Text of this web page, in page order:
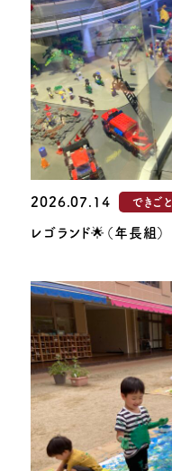
2026.07.14 できごと
レゴランド🌟（年長組）